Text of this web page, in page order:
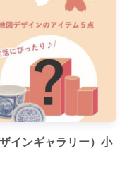
インギャラリー）小